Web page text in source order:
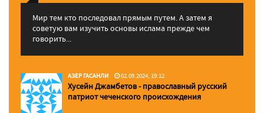
Мир тем кто последовал прямым путем. А затем я
советую вам изучить основы ислама прежде чем
говорить...
АЗЕР ГАСАНЛИ 02.09.2024, 19:12
Хусейн Джамбетов - православный русский
патриот чеченского происхождения